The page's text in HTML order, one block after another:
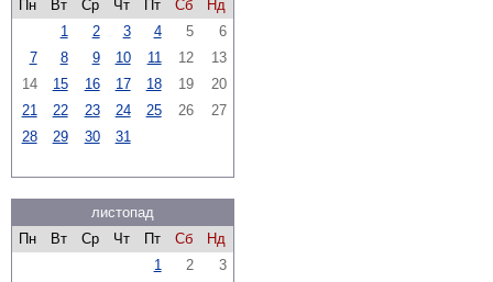
Пн
Вт Ср Чт Пт Сб
Нд
1
2 3 4 5
6
7
8 9 10 11 12
13
14
15 16 17 18 19
20
21
22 23 24 25 26
27
28
29 30 31
листопад
Пн
Вт Ср Чт Пт Сб
Нд
1
2 3